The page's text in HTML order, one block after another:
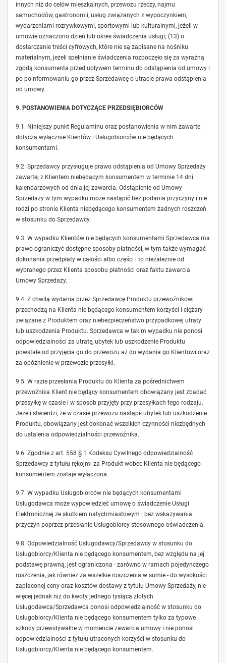
innych niż do celów mieszkalnych, przewozu rzeczy, najmu
samochodów, gastronomii, usług związanych z wypoczynkiem,
wydarzeniami rozrywkowymi, sportowymi lub kulturalnymi, jeżeli w
umowie oznaczono dzień lub okres świadczenia usługi; (13) o
dostarczanie treści cyfrowych, które nie są zapisane na nośniku
materialnym, jeżeli spełnianie świadczenia rozpoczęło się za wyraźną
zgodą konsumenta przed upływem terminu do odstąpienia od umowy i
po poinformowaniu go przez Sprzedawcę o utracie prawa odstąpienia
od umowy.
9. POSTANOWIENIA DOTYCZĄCE PRZEDSIĘBIORCÓW
9.1. Niniejszy punkt Regulaminu oraz postanowienia w nim zawarte
dotyczą wyłącznie Klientów i Usługobiorców nie będących
konsumentami.
9.2. Sprzedawcy przysługuje prawo odstąpienia od Umowy Sprzedaży
zawartej z Klientem niebędącym konsumentem w terminie 14 dni
kalendarzowych od dnia jej zawarcia. Odstąpienie od Umowy
Sprzedaży w tym wypadku może nastąpić bez podania przyczyny i nie
rodzi po stronie Klienta niebędącego konsumentem żadnych roszczeń
w stosunku do Sprzedawcy.
9.3. W wypadku Klientów nie będących konsumentami Sprzedawca ma
prawo ograniczyć dostępne sposoby płatności, w tym także wymagać
dokonania przedpłaty w całości albo części i to niezależnie od
wybranego przez Klienta sposobu płatności oraz faktu zawarcia
Umowy Sprzedaży.
9.4. Z chwilą wydania przez Sprzedawcę Produktu przewoźnikowi
przechodzą na Klienta nie będącego konsumentem korzyści i ciężary
związane z Produktem oraz niebezpieczeństwo przypadkowej utraty
lub uszkodzenia Produktu. Sprzedawca w takim wypadku nie ponosi
odpowiedzialności za utratę, ubytek lub uszkodzenie Produktu
powstałe od przyjęcia go do przewozu aż do wydania go Klientowi oraz
za opóźnienie w przewozie przesyłki.
9.5. W razie przesłania Produktu do Klienta za pośrednictwem
przewoźnika Klient nie będący konsumentem obowiązany jest zbadać
przesyłkę w czasie i w sposób przyjęty przy przesyłkach tego rodzaju.
Jeżeli stwierdzi, że w czasie przewozu nastąpił ubytek lub uszkodzenie
Produktu, obowiązany jest dokonać wszelkich czynności niezbędnych
do ustalenia odpowiedzialności przewoźnika.
9.6. Zgodnie z art. 558 § 1 Kodeksu Cywilnego odpowiedzialność
Sprzedawcy z tytułu rękojmi za Produkt wobec Klienta nie będącego
konsumentem zostaje wyłączona.
9.7. W wypadku Usługobiorców nie będących konsumentami
Usługodawca może wypowiedzieć umowę o świadczenie Usługi
Elektronicznej ze skutkiem natychmiastowym i bez wskazywania
przyczyn poprzez przesłanie Usługobiorcy stosownego oświadczenia.
9.8. Odpowiedzialność Usługodawcy/Sprzedawcy w stosunku do
Usługobiorcy/Klienta nie będącego konsumentem, bez względu na jej
podstawę prawną, jest ograniczona - zarówno w ramach pojedynczego
roszczenia, jak również za wszelkie roszczenia w sumie - do wysokości
zapłaconej ceny oraz kosztów dostawy z tytułu Umowy Sprzedaży, nie
więcej jednak niż do kwoty jednego tysiąca złotych.
Usługodawca/Sprzedawca ponosi odpowiedzialność w stosunku do
Usługobiorcy/Klienta nie będącego konsumentem tylko za typowe
szkody przewidywalne w momencie zawarcia umowy i nie ponosi
odpowiedzialności z tytułu utraconych korzyści w stosunku do
Usługobiorcy/Klienta nie będącego konsumentem.